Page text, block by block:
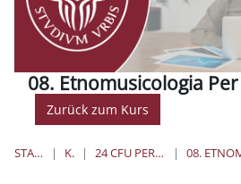
08. Etnomusicologia
Zurück zum Kurs
STARTSEITE KURSE 24 CFU PER L'INSEGNAMENTO